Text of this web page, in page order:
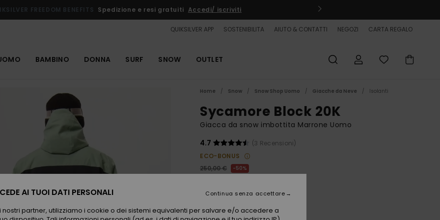
FREEDOM BENEFITS Spedizione e resi gratuiti Accedi/ iscriviti
QUIKSILVER APP SOSTENIBILITA AIUTO & CONTATTI NEGOZI CARTA REGALO
BAMBINO DONNA SURF SNOW OUTLET
Home Snow Snow Shop Uomo Giacche da Neve Isolanti
Sycamore Block 20K
Giacca da snow imbottita Marrone Uomo
4.7
(3 Recensioni)
ECO-BONUS
250,00 €
50%
OUTLET
AI TUOI DATI PERSONALI
partner, utilizziamo i cookie o dei sistemi equivalenti per salvare e/o accedere a
Continua senza accettare